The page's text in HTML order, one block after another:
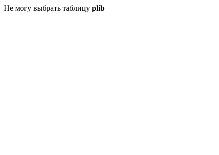
Не могу выбрать таблицу plib